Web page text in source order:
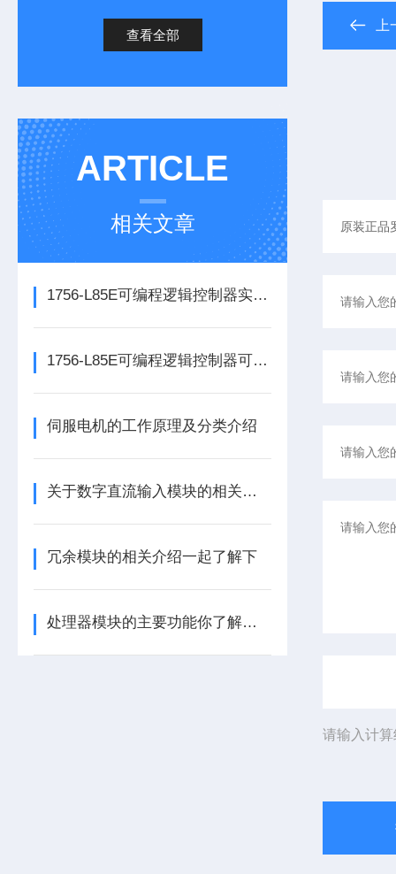
查看全部
ARTICLE
相关文章
1756-L85E可编程逻辑控制器实操应用常见问题分析及解决方法探讨
1756-L85E可编程逻辑控制器可满足多行业自动化精准控制需求
伺服电机的工作原理及分类介绍
关于数字直流输入模块的相关介绍
冗余模块的相关介绍一起了解下
处理器模块的主要功能你了解多少呢
请输入计